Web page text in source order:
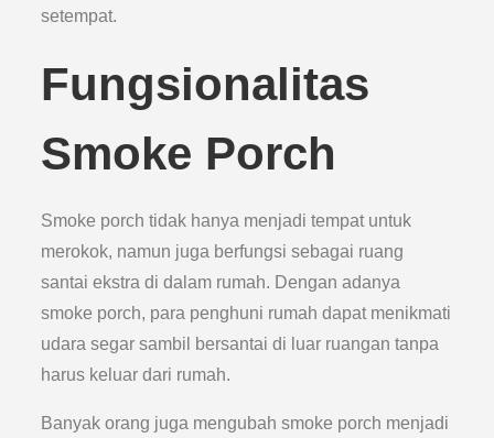
setempat.
Fungsionalitas
Smoke Porch
Smoke porch tidak hanya menjadi tempat untuk
merokok, namun juga berfungsi sebagai ruang
santai ekstra di dalam rumah. Dengan adanya
smoke porch, para penghuni rumah dapat menikmati
udara segar sambil bersantai di luar ruangan tanpa
harus keluar dari rumah.
Banyak orang juga mengubah smoke porch menjadi